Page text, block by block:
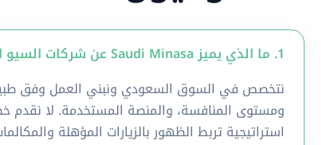
1. ما الذي يميز Saudi Minasa عن شركات السيو الأخرى في السعودية؟
نتخصص في السوق السعودي ونبني العمل وفق
ومستوى المنافسة، والمنصة المستخدمة. لا نقدم
استراتيجية تربط الظهور بالزيارات المؤهلة